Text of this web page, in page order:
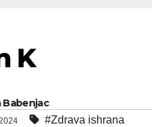
K
Babenjac
#Zdrava ishrana